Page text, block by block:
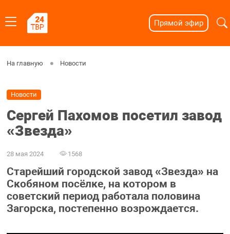
Прямой эфир
На главную Новости
Новости
Сергей Пахомов посетил завод
«Звезда»
28 мая 2024 1568
Старейший городской завод «Звезда» на
Скобяном посёлке, на котором в
советский период работала половина
Загорска, постепенно возрождается.